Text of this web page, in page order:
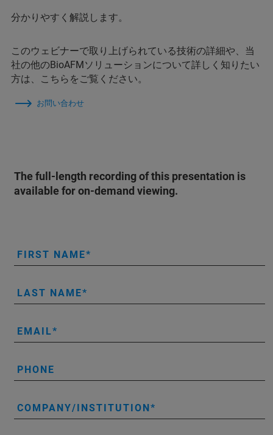
分かりやすく解説します。
このウェビナーで取り上げられている技術の詳細や、当
社の他のBioAFMソリューションについて詳しく知りたい
方は、こちらをご覧ください。
お問い合わせ
The full-length recording of this presentation is
available for on-demand viewing.
FIRST NAME
LAST NAME
EMAIL
PHONE
COMPANY/INSTITUTION